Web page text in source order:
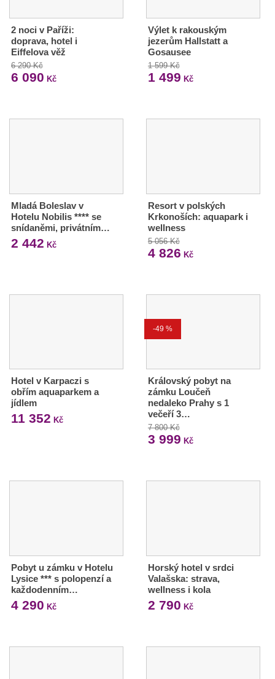
2 noci v Paříži:
doprava, hotel i
Eiffelova věž
6 290 Kč
6 090 Kč
Výlet k rakouským
jezerům Hallstatt a
Gosausee
1 599 Kč
1 499 Kč
Mladá Boleslav v
Hotelu Nobilis **** se
snídaněmi, privátním…
2 442 Kč
Resort v polských
Krkonoších: aquapark i
wellness
5 056 Kč
4 826 Kč
Hotel v Karpaczi s
obřím aquaparkem a
jídlem
11 352 Kč
-49 %
Královský pobyt na
zámku Loučeň
nedaleko Prahy s 1
večeří 3…
7 800 Kč
3 999 Kč
Pobyt u zámku v Hotelu
Lysice *** s polopenzí a
každodenním…
4 290 Kč
Horský hotel v srdci
Valašska: strava,
wellness i kola
2 790 Kč